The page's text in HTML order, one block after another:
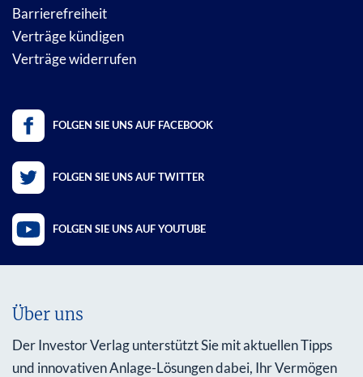
Barrierefreiheit
Verträge kündigen
Verträge widerrufen
FOLGEN SIE UNS AUF FACEBOOK
FOLGEN SIE UNS AUF TWITTER
FOLGEN SIE UNS AUF YOUTUBE
Über uns
Der Investor Verlag unterstützt Sie mit aktuellen Tipps
und innovativen Anlage-Lösungen dabei, Ihr Vermögen